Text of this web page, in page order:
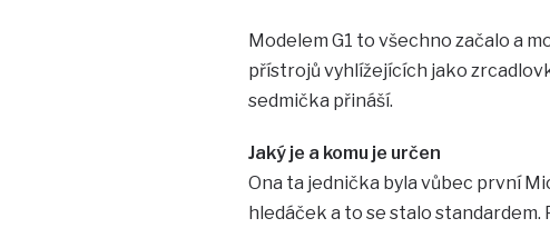
Modelem G1 to všechno začalo a
přístrojů vyhlížejících jako
sedmička přináší.
Jaký je a komu je určen
Ona ta jednička byla vůbec první
hledáček a to se stalo standardem.